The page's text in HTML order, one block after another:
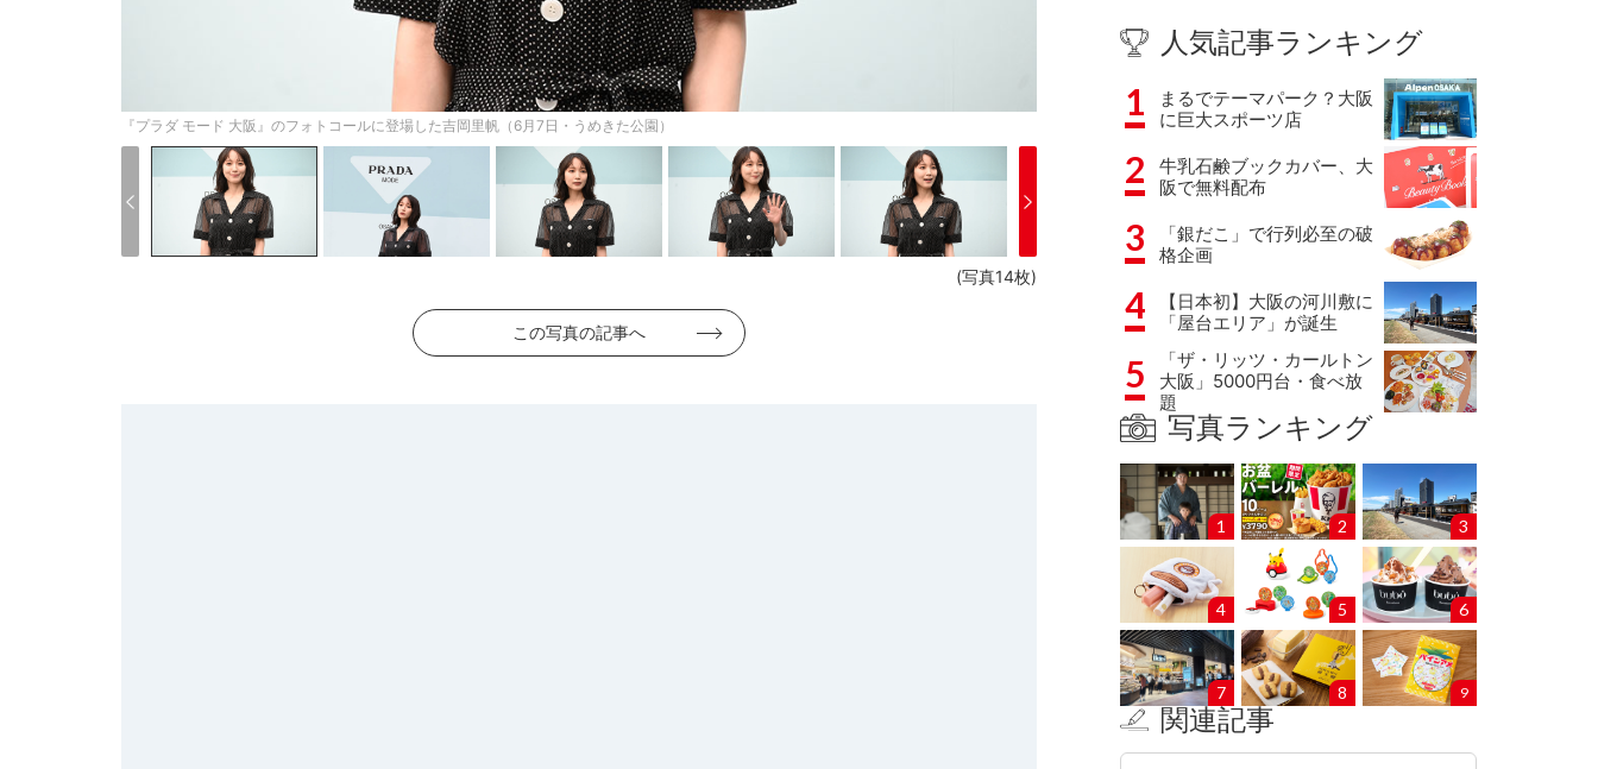
『プラダ モード 大阪』のフォトコールに登場した吉岡里帆（6月7日・うめきた公園）
(写真14枚)
この写真の記事へ
人気記事ランキング
1
まるでテーマパーク？大阪
に巨大スポーツ店
2
牛乳石鹸ブックカバー、大
阪で無料配布
3
「銀だこ」で行列必至の破
格企画
4
【日本初】大阪の河川敷に
「屋台エリア」が誕生
5
「ザ・リッツ・カールトン
大阪」5000円台・食べ放
題
写真ランキング
1 2 3
4 5 6
7 8 9
関連記事